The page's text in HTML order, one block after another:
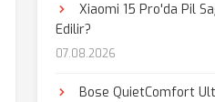
Xiaomi 15 Pro'da Pil
Edilir?
07.08.2026
Bose QuietComfort